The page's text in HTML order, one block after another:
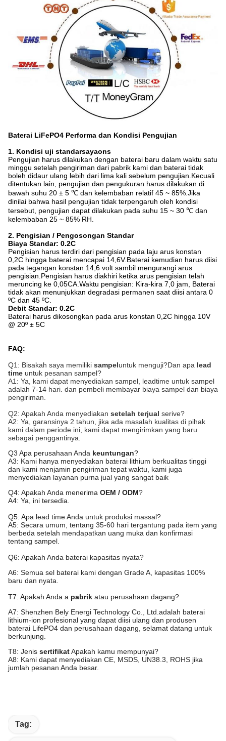
Baterai LiFePO4 Performa dan Kondisi Pengujian
1. Kondisi uji standarsayaons
Pengujian harus dilakukan dengan baterai baru dalam waktu satu
minggu setelah pengiriman dari pabrik kami dan baterai tidak
boleh didaur ulang lebih dari lima kali sebelum pengujian.Kecuali
ditentukan lain, pengujian dan pengukuran harus dilakukan di
bawah suhu 20 ± 5 ℃ dan kelembaban relatif 45 ~ 85%.Jika
dinilai bahwa hasil pengujian tidak terpengaruh oleh kondisi
tersebut, pengujian dapat dilakukan pada suhu 15 ~ 30 ℃ dan
kelembaban 25 ~ 85% RH.
2. Pengisian / Pengosongan Standar
Biaya Standar: 0.2C
Pengisian harus terdiri dari pengisian pada laju arus konstan
0,2C hingga baterai mencapai 14,6V.Baterai kemudian harus diisi
pada tegangan konstan 14,6 volt sambil mengurangi arus
pengisian.Pengisian harus diakhiri ketika arus pengisian telah
meruncing ke 0,05CA.Waktu pengisian: Kira-kira 7,0 jam, Baterai
tidak akan menunjukkan degradasi permanen saat diisi antara 0
ºC dan 45 ºC.
Debit Standar: 0.2C
Baterai harus dikosongkan pada arus konstan 0,2C hingga 10V
@ 20º ± 5C
FAQ:
Q1: Bisakah saya memiliki sampeluntuk menguji?Dan apa lead
time untuk pesanan sampel?
A1: Ya, kami dapat menyediakan sampel, leadtime untuk sampel
adalah 7-14 hari. dan pembeli membayar biaya sampel dan biaya
pengiriman.
Q2: Apakah Anda menyediakan setelah terjual serive?
A2: Ya, garansinya 2 tahun, jika ada masalah kualitas di pihak
kami dalam periode ini, kami dapat mengirimkan yang baru
sebagai penggantinya.
Q3 Apa perusahaan Anda keuntungan?
A3: Kami hanya menyediakan baterai lithium berkualitas tinggi
dan kami menjamin pengiriman tepat waktu, kami juga
menyediakan layanan purna jual yang sangat baik
Q4: Apakah Anda menerima OEM / ODM?
A4: Ya, ini tersedia.
Q5: Apa lead time Anda untuk produksi massal?
A5: Secara umum, tentang 35-60 hari tergantung pada item yang
berbeda setelah mendapatkan uang muka dan konfirmasi
tentang sampel.
Q6: Apakah Anda baterai kapasitas nyata?
A6: Semua sel baterai kami dengan Grade A, kapasitas 100%
baru dan nyata.
T7: Apakah Anda a pabrik atau perusahaan dagang?
A7: Shenzhen Bely Energi Technology Co., Ltd.adalah baterai
lithium-ion profesional yang dapat diisi ulang dan produsen
baterai LifePO4 dan perusahaan dagang , selamat datang untuk
berkunjung.
T8: Jenis sertifikatApakah kamu mempunyai?
A8: Kami dapat menyediakan CE, MSDS, UN38.3, ROHS jika
jumlah pesanan Anda besar.
Tag: